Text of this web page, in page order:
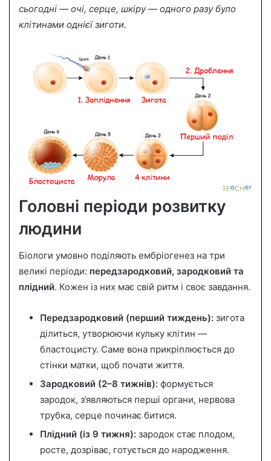
сьогодні — очі, серце, шкіру — одного разу було
клітинами однієї зиготи.
Головні періоди розвитку
людини
Біологи умовно поділяють ембріогенез на три
великі періоди: передзародковий, зародковий та
плідний. Кожен із них має свій ритм і своє завдання.
Передзародковий (перший тиждень): зигота
ділиться, утворюючи кульку клітин —
бластоцисту. Саме вона прикріплюється до
стінки матки, щоб почати життя.
Зародковий (2–8 тижнів): формується
зародок, з’являються перші органи, нервова
трубка, серце починає битися.
Плідний (із 9 тижня): зародок стає плодом,
росте, дозріває, готується до народження.